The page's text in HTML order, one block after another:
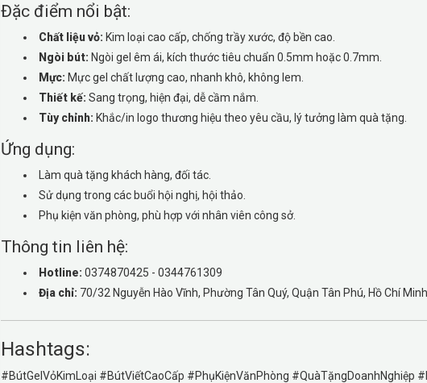
Đặc điểm nổi bật:
Chất liệu vỏ: Kim loại cao cấp, chống trầy xước, độ bền cao.
Ngòi bút: Ngòi gel êm ái, kích thước tiêu chuẩn 0.5mm hoặc 0.7mm.
Mực: Mực gel chất lượng cao, nhanh khô, không lem.
Thiết kế: Sang trọng, hiện đại, dễ cầm nắm.
Tùy chỉnh: Khắc/in logo thương hiệu theo yêu cầu, lý tưởng làm quà tặng.
Ứng dụng:
Làm quà tặng khách hàng, đối tác.
Sử dụng trong các buổi hội nghị, hội thảo.
Phụ kiện văn phòng, phù hợp với nhân viên công sở.
Thông tin liên hệ:
Hotline: 0374870425 - 0344761309
Địa chỉ: 70/32 Nguyễn Hào Vĩnh, Phường Tân Quý, Quận Tân Phú, Hồ Chí Minh
Hashtags:
#BútGelVỏKimLoại #BútViếtCaoCấp #PhụKiệnVănPhòng #QuàTặngDoanhNghiệp